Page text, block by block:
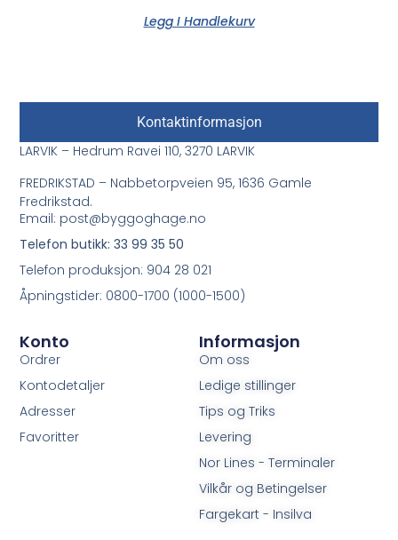
Legg I Handlekurv
Informasjon
Om oss
Ledige stillinger
Tips og Triks
Levering
Nor Lines - Terminaler
Vilkår og Betingelser
Fargekart - Insilva
Konto
Ordrer
Kontodetaljer
Adresser
Favoritter
Kontaktinformasjon
LARVIK – Hedrum Ravei 110, 3270 LARVIK
FREDRIKSTAD – Nabbetorpveien 95, 1636 Gamle
Fredrikstad.
Email: post@byggoghage.no
Telefon butikk: 33 99 35 50
Telefon produksjon: 904 28 021
Åpningstider: 0800-1700 (1000-1500)